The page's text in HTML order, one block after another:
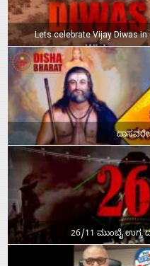
Lets celebrate Vijay Diwas
26/11 ಮುಂಬೈ